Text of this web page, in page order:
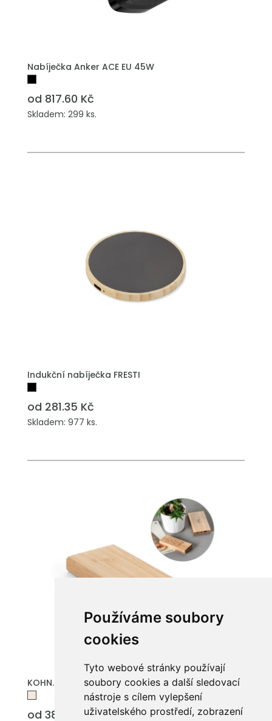
Používáme soubory
cookies
Tyto webové stránky používají
soubory cookies a další sledovací
nástroje s cílem vylepšení
uživatelského prostředí, zobrazení
Nabíječka Anker ACE EU 45W
od 817.60 Kč
Skladem: 299 ks.
Indukční nabíječka FRESTI
od 281.35 Kč
Skladem: 977 ks.
KOHN. Powerbanka 5 000 mAh v bambusu
od 383.25 Kč